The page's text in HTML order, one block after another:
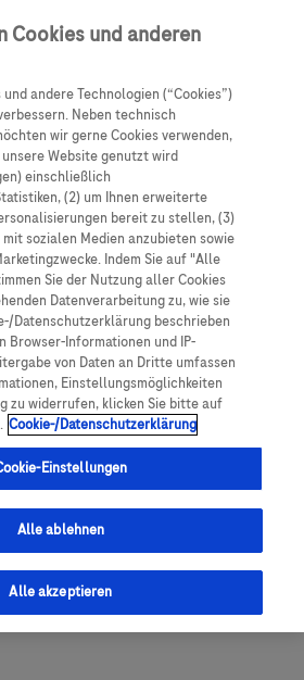
0
Artikel
keine Ergebnisse für:
Cookies und anderen
andere Technologien (“Cookies”)
Neben technisch
wir gerne Cookies verwenden,
Website genutzt wird
einschließlich
(2) um Ihnen erweiterte
bereit zu stellen, (3)
sozialen Medien anzubieten sowie
Indem Sie auf "Alle
Sie der Nutzung aller Cookies
Datenverarbeitung zu, wie sie
Datenschutzerklärung beschrieben
Browser-Informationen und IP-
von Daten an Dritte umfassen
Einstellungsmöglichkeiten
zu widerrufen, klicken Sie bitte auf
Cookie-/Datenschutzerklärung
Einstellungen
Alle ablehnen
Alle akzeptieren